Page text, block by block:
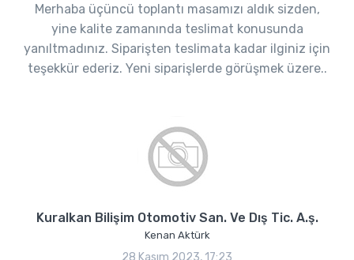
Merhaba üçüncü toplantı masamızı aldık sizden,
yine kalite zamanında teslimat konusunda
yanıltmadınız. Siparişten teslimata kadar ilginiz için
teşekkür ederiz. Yeni siparişlerde görüşmek üzere..
Kuralkan Bilişim Otomotiv San. Ve Dış Tic. A.ş.
Kenan Aktürk
28 Kasım 2023, 17:23